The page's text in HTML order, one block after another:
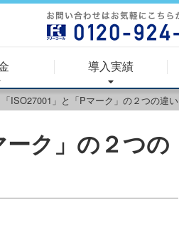
導入実績
ISO27001」と「Pマーク」の２つの違い
ク」の２つの